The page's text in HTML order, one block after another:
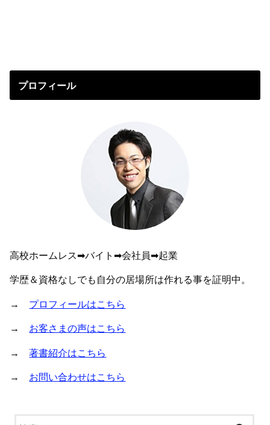
プロフィール
高校ホームレス➡︎バイト➡︎会社員➡︎起業
学歴＆資格なしでも自分の居場所は作れる事を証明中。
→ プロフィールはこちら
→ お客さまの声はこちら
→著書紹介はこちら
→ お問い合わせはこちら